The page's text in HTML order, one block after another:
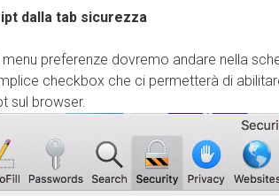
dalla tab sicurezza
preferenze dovremo andare nella
checkbox che ci permetterà di
sul browser.